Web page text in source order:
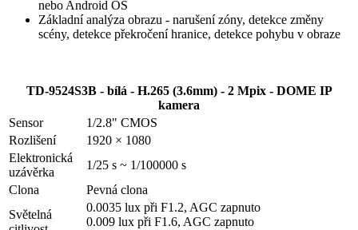
nebo Android OS
Základní analýza obrazu - narušení zóny, detekce změny
scény, detekce překročení hranice, detekce pohybu v obraze
TD-9524S3B - bílá - H.265 (3.6mm) - 2 Mpix - DOME IP
kamera
Sensor
1/2.8" CMOS
Rozlišení
1920 × 1080
Elektronická
uzávěrka
1/25 s ~ 1/100000 s
Clona
Pevná clona
Světelná
0.0035 lux při F1.2, AGC zapnuto
0.009 lux při F1.6, AGC zapnuto